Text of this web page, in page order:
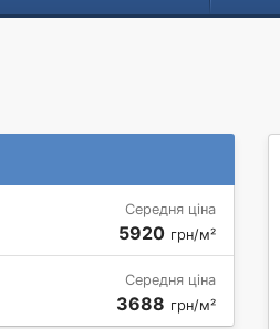
Середня ціна
5920 грн/м²
Середня ціна
3688 грн/м²